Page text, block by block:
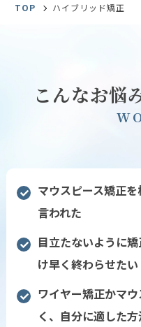
TOP ハイブリッド矯正
こんなお悩
W
マウスピース矯正
言われた
目立たないように
け早く終わらせたい
ワイヤー矯正かマ
く、自分に適した